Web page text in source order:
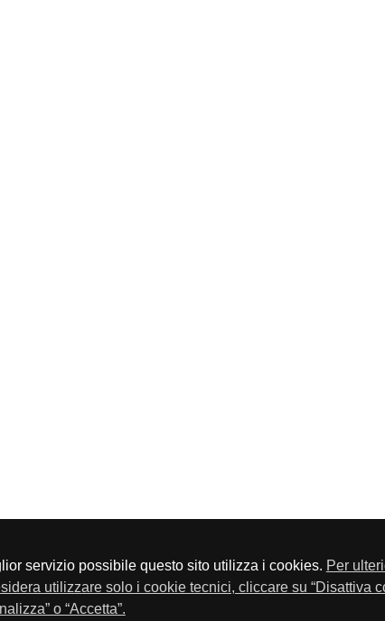
servizio possibile questo sito utilizza i cookies. Per
utilizzare solo i cookie tecnici, cliccare su “Disattiva
o “Accetta”.
P.Iva 01548020179 - Telefono 030-23076 - Fax 030-